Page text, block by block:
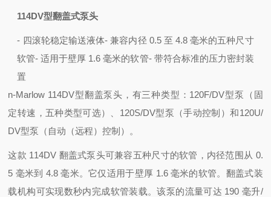
114DV型翻盖式泵头
- 四滚轮稳定输送液体- 兼容内径 0.5 至 4.8 毫米的五种尺寸
软管- 适用于壁厚 1.6 毫米的软管- 带符合标准的压力密封装
置
n-Marlow 114DV型翻盖泵头，有三种类型：120F/DV型泵（固
定转速，五种类型可选）、120S/DV型泵（手动控制）和120U/
DV型泵（自动（远程）控制）。
这款 114DV 翻盖式泵头可兼容五种尺寸的软管，内径范围从 0.
5 毫米到 4.8 毫米。它仅适用于壁厚 1.6 毫米的软管。 翻盖式装
载机构可实现数秒内完成软管装载。该泵的流量可达 190 毫升/